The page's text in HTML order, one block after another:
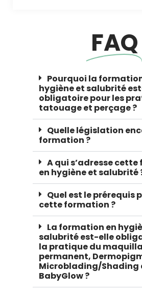
FAQ
Pourquoi la
hygiène et salubrité
obligatoire pour les
tatouage et perçage ?
Quelle législation
formation ?
A qui s’adresse
en hygiène et salubrité
Quel est le prérequis
cette formation ?
La formation en
salubrité est-elle
la pratique du
permanent,
Microblading/Shading
BabyGlow ?